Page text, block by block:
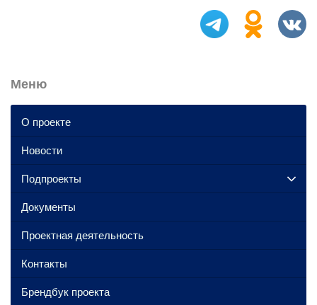
Меню
О проекте
Новости
Подпроекты
Документы
Проектная деятельность
Контакты
Брендбук проекта